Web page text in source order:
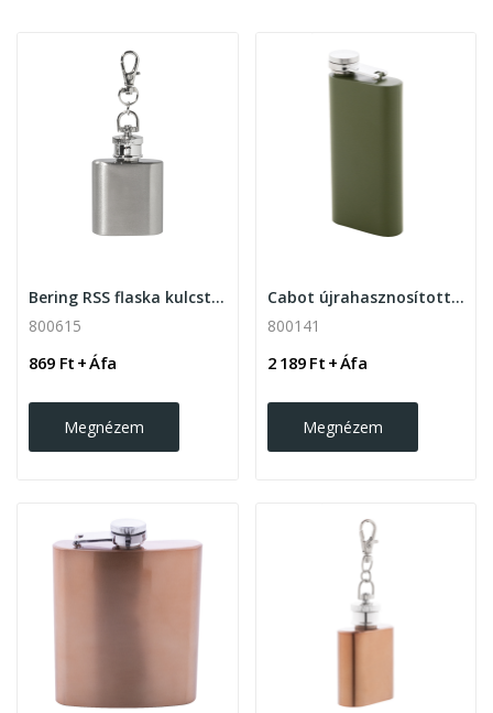
Bering RSS flaska kulcstartó, 30ml
800615
869 Ft + Áfa
Megnézem
Cabot újrahasznosított rozsdamentes acél flaska...
800141
2 189 Ft + Áfa
Megnézem